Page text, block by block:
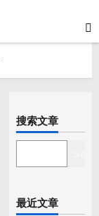
搜索文章
最近文章